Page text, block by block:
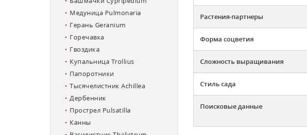
Медуница Pulmonaria
Герань Geranium
Горечавка
Гвоздика
Купальница Trollius
Папоротники
Тысячелистник Achillea
Дербенник
Прострел Pulsatilla
Канны
Растения-партнеры
Форма соцветия
Сложность выращивания
Стиль сада
Поисковые данные